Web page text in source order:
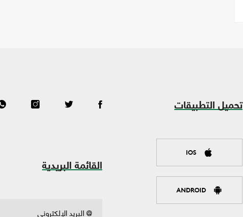
تحميل التطبيقات
IOS
ANDROID
القائمة البريدية